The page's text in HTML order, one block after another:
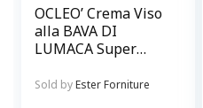
OCLEO’ Crema Viso
alla BAVA DI
LUMACA Super
antirughe
Sold byEster Forniture